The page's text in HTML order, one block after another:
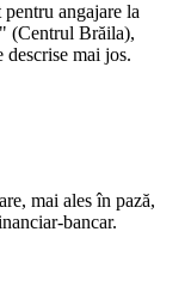
angajare la
(Centrul Brăila),
descrise mai jos.
mai ales în pază,
bancar.